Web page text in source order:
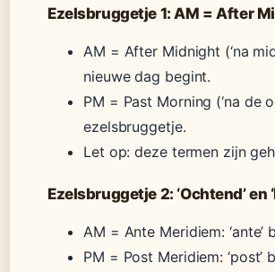
Ezelsbruggetje 1: AM = After
AM = After Midnight (‘na
nieuwe dag begint.
PM = Past Morning (‘na
ezelsbruggetje.
Let op: deze termen zijn
Ezelsbruggetje 2: ‘Ochtend’
AM = Ante Meridiem: ‘ante’
PM = Post Meridiem: ‘post’